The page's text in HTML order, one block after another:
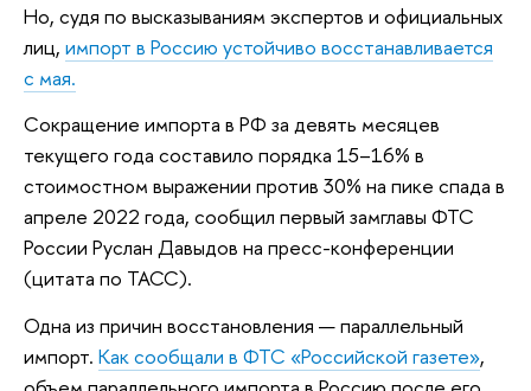
Но, судя по высказываниям экспертов и официальных
лиц, импорт в Россию устойчиво восстанавливается
с мая.
Сокращение импорта в РФ за девять месяцев
текущего года составило порядка 15–16% в
стоимостном выражении против 30% на пике спада в
апреле 2022 года, сообщил первый замглавы ФТС
России Руслан Давыдов на пресс-конференции
(цитата по ТАСС).
Одна из причин восстановления — параллельный
импорт. Как сообщали в ФТС «Российской газете»,